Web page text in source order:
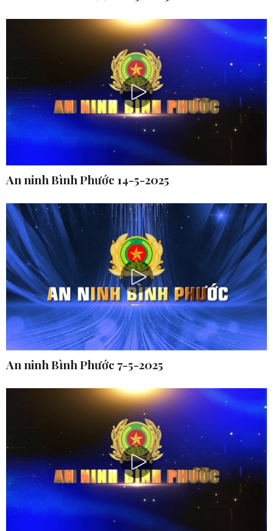
An ninh Bình Phước 14-5-2025
An ninh Bình Phước 7-5-2025